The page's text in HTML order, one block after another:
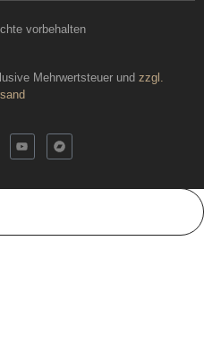
vorbehalten
Mehrwertsteuer und zzgl.